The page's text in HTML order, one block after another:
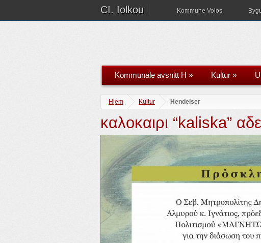
CI. Iolkou Kommune Volos
Kommunale avsnitt H » Kultur »
Hjem Kultur Hendelser
καλοκαιρι “kaliska”